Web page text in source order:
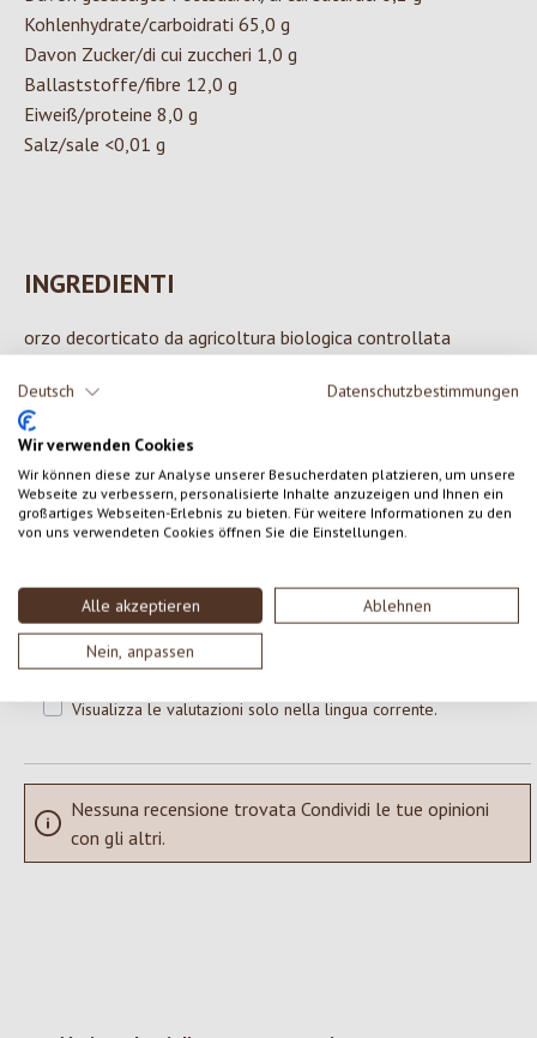
Deutsch Datenschutzbestimmungen
Wir verwenden Cookies
Wir können diese zur Analyse unserer Besucherdaten platzieren, um unsere
Webseite zu verbessern, personalisierte Inhalte anzuzeigen und Ihnen ein
großartiges Webseiten-Erlebnis zu bieten. Für weitere Informationen zu den
von uns verwendeten Cookies öffnen Sie die Einstellungen.
Alle akzeptieren Ablehnen
Nein, anpassen
Kohlenhydrate/carboidrati 65,0 g
Davon Zucker/di cui zuccheri 1,0 g
Ballaststoffe/fibre 12,0 g
Eiweiß/proteine 8,0 g
Salz/sale <0,01 g
INGREDIENTI
orzo decorticato da agricoltura biologica controllata
0 di 0 valutazioni
Valutazione media di 0 su 5 stelle
Formula una valutazione!
SCRIVERE UNA RECENSIONE
Visualizza le valutazioni solo nella lingua corrente.
Nessuna recensione trovata Condividi le tue opinioni
con gli altri.